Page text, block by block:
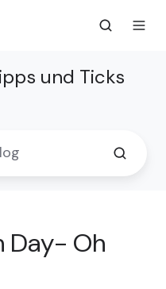
und Ticks
Day- Oh